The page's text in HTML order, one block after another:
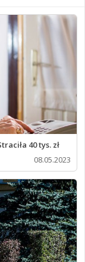
40 tys. zł
08.05.2023